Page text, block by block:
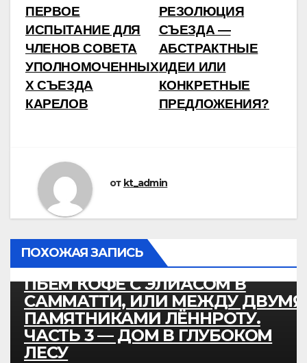
Навигация
по
записям
РЕЗОЛЮЦИЯ
СЪЕЗДА —
АБСТРАКТНЫЕ
ИДЕИ ИЛИ
КОНКРЕТНЫЕ
ПРЕДЛОЖЕНИЯ?
ПЕРВОЕ
ИСПЫТАНИЕ ДЛЯ
ЧЛЕНОВ СОВЕТА
УПОЛНОМОЧЕННЫХ
X СЪЕЗДА
КАРЕЛОВ
от kt_admin
ПОХОЖАЯ ЗАПИСЬ
ПУТЕШЕСТВИЕ
ПЬЁМ КОФЕ С ЭЛИАСОМ В
САММАТТИ, ИЛИ МЕЖДУ ДВУМЯ
ПАМЯТНИКАМИ ЛЁННРОТУ.
ЧАСТЬ 3 — ДОМ В ГЛУБОКОМ
ЛЕСУ